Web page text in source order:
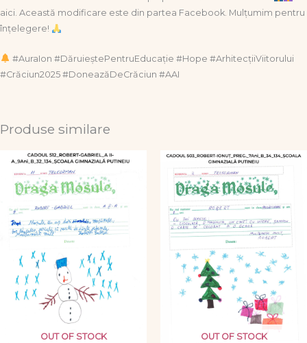
aici. Această modificare este din partea Facebook. Mulțumim pentru
înțelegere!
#AuraIon #DăruieștePentruEducație #Hope #ArhitecțiiViitorului
#Crăciun2025 #DoneazăDeCrăciun #AAI
Produse similare
OUT OF STOCK OUT OF STOCK